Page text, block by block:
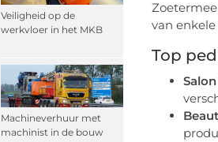
Veiligheid op de
werkvloer in het MKB
Machineverhuur met
machinist in de bouw
van
Top